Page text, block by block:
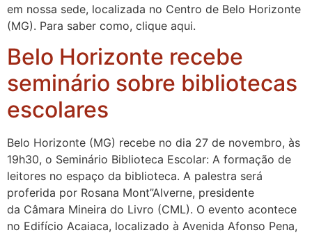
em nossa sede, localizada no Centro de Belo Horizonte
(MG). Para saber como, clique aqui.
Belo Horizonte recebe
seminário sobre bibliotecas
escolares
Belo Horizonte (MG) recebe no dia 27 de novembro, às
19h30, o Seminário Biblioteca Escolar: A formação de
leitores no espaço da biblioteca. A palestra será
proferida por Rosana Mont”Alverne, presidente
da Câmara Mineira do Livro (CML). O evento acontece
no Edifício Acaiaca, localizado à Avenida Afonso Pena,